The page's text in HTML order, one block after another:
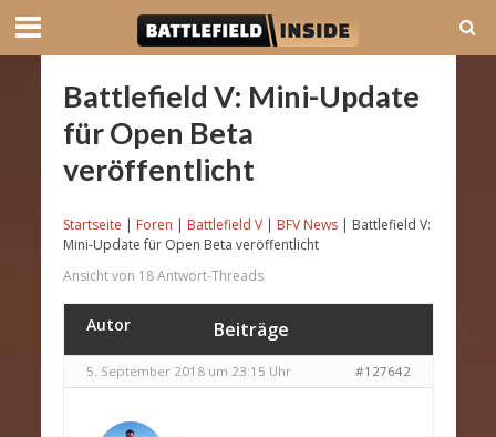
Battlefield V: Mini-Update
für Open Beta
veröffentlicht
Startseite | Foren | Battlefield V | BFV News | Battlefield V:
Mini-Update für Open Beta veröffentlicht
Ansicht von 18 Antwort-Threads
Autor Beiträge
5. September 2018 um 23:15 Uhr #127642